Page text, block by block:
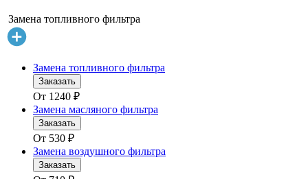
Замена топливного фильтра
Замена топливного фильтра
Заказать
От 1240 ₽
Замена масляного фильтра
Заказать
От 530 ₽
Замена воздушного фильтра
Заказать